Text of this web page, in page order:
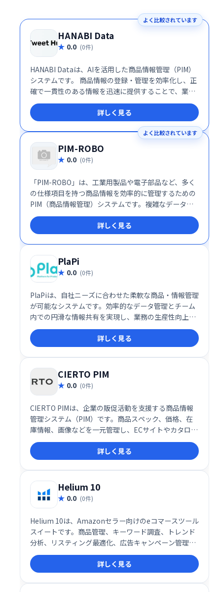
よく比較されています
HANABI Data
0.0 (0件)
HANABI Dataは、AIを活用した商品情報管理（PIM）
システムです。 商品情報の登録・管理を効率化し、正
確で一貫性のある情報を迅速に提供することで、業務
の省力化と売上向上を実現します。AIによる高度な機
能で、データ入力の手間を削減し、ビジネスの成長を
サポートします。
詳しく見る
よく比較されています
PIM-ROBO
0.0 (0件)
「PIM-ROBO」は、工業用製品や電子部品など、多く
の仕様項目を持つ商品情報を効率的に管理するための
PIM（商品情報管理）システムです。複雑なデータ構
造を持つ製品情報も一元管理でき、製品ごとに異なる
仕様値の入力・管理が容易です。多くの企業に支持さ
れており、業務効率化とデータの一貫性を高め、ビジ
ネスの成長を支援します。
詳しく見る
PlaPi
0.0 (0件)
PlaPiは、自社ニーズに合わせた柔軟な商品・情報管理
が可能なシステムです。効率的なデータ管理とチーム
内での円滑な情報共有を実現し、業務の生産性向上に
貢献します。初期費用を抑え、最短1週間で導入可能
なため、小規模企業やPIMシステム導入初心者にも最
適です。短期間で効果的なデータ管理体制を構築し、
ビジネスの成長を加速させましょう。
詳しく見る
CIERTO PIM
0.0 (0件)
CIERTO PIMは、企業の販促活動を支援する商品情報
管理システム（PIM）です。商品スペック、価格、在
庫情報、画像などを一元管理し、ECサイトやカタログ
など、様々な販促媒体への迅速かつ効率的な情報配信
を実現します。 これにより、商品情報の不整合を防
ぎ、販促活動の最適化をサポートします。多くのユー
ザーから高い評価を得ている信頼性の高いシステムで
す。
詳しく見る
Helium 10
0.0 (0件)
Helium 10は、Amazonセラー向けのeコマースツール
スイートです。商品管理、キーワード調査、トレンド
分析、リスティング最適化、広告キャンペーン管理な
ど、Amazonビジネスを成功に導くための機能を網羅
しています。BlackBox機能では、潜在的な商品機会を
効率的に探索できます。Amazonビジネスの成長を強
力にサポートします。
詳しく見る